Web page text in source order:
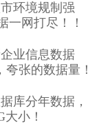
环境规制强
一网打尽！！
业信息数据
张的数据量！
库分年数据，
小！